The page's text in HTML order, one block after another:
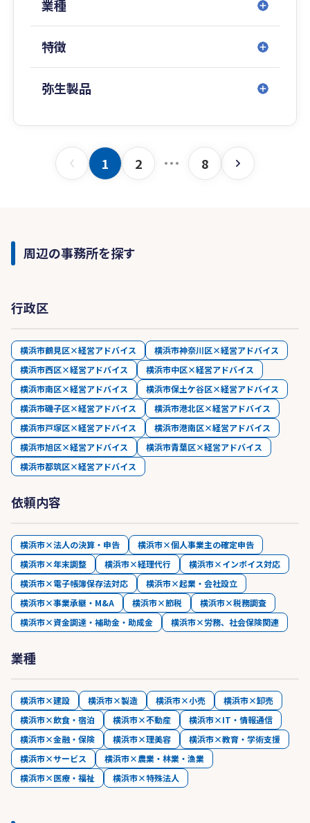
業種
特徴
弥生製品
1 2 8
周辺の事務所を探す
行政区
横浜市鶴見区×経営アドバイス
横浜市神奈川区×経営アドバイス
横浜市西区×経営アドバイス
横浜市中区×経営アドバイス
横浜市南区×経営アドバイス
横浜市保土ケ谷区×経営アドバイス
横浜市磯子区×経営アドバイス
横浜市港北区×経営アドバイス
横浜市戸塚区×経営アドバイス
横浜市港南区×経営アドバイス
横浜市旭区×経営アドバイス
横浜市青葉区×経営アドバイス
横浜市都筑区×経営アドバイス
依頼内容
横浜市×法人の決算・申告
横浜市×個人事業主の確定申告
横浜市×年末調整
横浜市×経理代行
横浜市×インボイス対応
横浜市×電子帳簿保存法対応
横浜市×起業・会社設立
横浜市×事業承継・M&A
横浜市×節税
横浜市×税務調査
横浜市×資金調達・補助金・助成金
横浜市×労務、社会保険関連
業種
横浜市×建設 横浜市×製造 横浜市×小売
横浜市×卸売
横浜市×飲食・宿泊
横浜市×不動産
横浜市×IT・情報通信
横浜市×金融・保険
横浜市×理美容
横浜市×教育・学術支援
横浜市×サービス
横浜市×農業・林業・漁業
横浜市×医療・福祉
横浜市×特殊法人